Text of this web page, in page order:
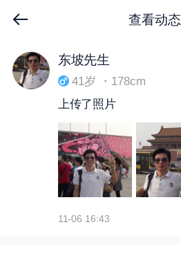
查看动态
下拉刷新
东坡先生
41岁 ・178cm
上传了照片
11-06 16:43